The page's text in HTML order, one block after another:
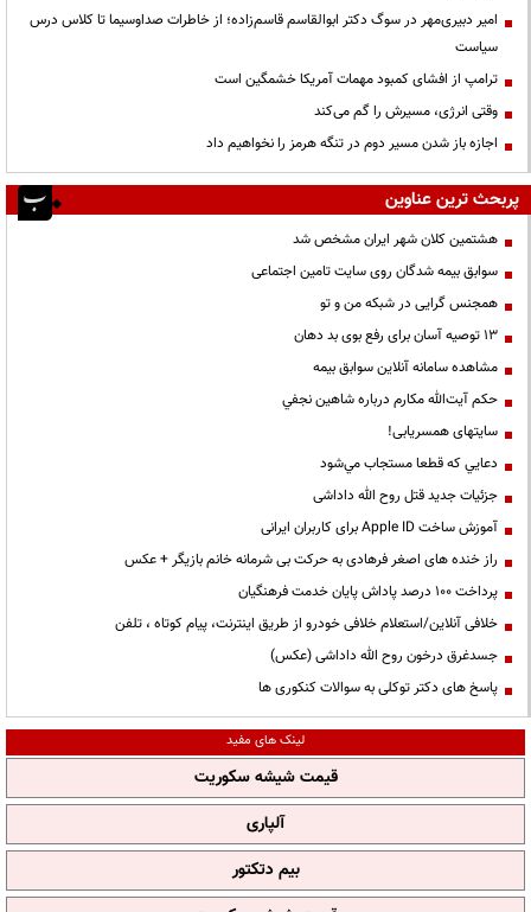
امیر دبیری‌مهر در سوگ دکتر ابوالقاسم قاسم‌زاده؛ از خاطرات صداوسیما تا کلاس درس
سیاست
ترامپ از افشای کمبود مهمات آمریکا خشمگین است
وقتی انرژی، مسیرش را گم می‌کند
اجازه باز شدن مسیر دوم در تنگه هرمز را نخواهیم داد
پربحث ترین عناوین
هشتمین کلان شهر ایران مشخص شد
سوابق بیمه شدگان روی سایت تامین اجتماعی
همجنس گرایی در شبکه من و تو
13 توصیه آسان برای رفع بوی بد دهان
مشاهده سامانه آنلاين سوابق بیمه
حكم آيت‌الله مكارم درباره شاهين نجفي
سایتهای همسریابی!
دعايي كه قطعا مستجاب مي‌شود
جزئیات جدید قتل روح الله داداشی
آموزش ساخت Apple ID برای کاربران ایرانی
راز خنده های اصغر فرهادی به حرکت بی شرمانه خانم بازیگر + عکس
پرداخت ۱۰۰ درصد پاداش پایان خدمت فرهنگیان
خلافی آنلاین/استعلام خلافی خودرو از طریق اینترنت، پیام کوتاه ، تلفن
جسدغرق درخون روح الله داداشی (عکس)
پاسخ های دکتر توکلی به سوالات کنکوری ها
لینک های مفید
قیمت شیشه سکوریت
آلپاری
بیم دتکتور